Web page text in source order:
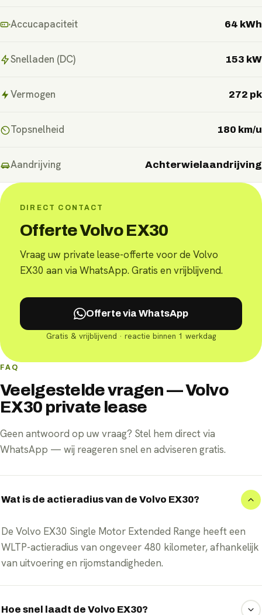
Accucapaciteit 64 kWh
Snelladen (DC) 153 kW
Vermogen 272 pk
Topsnelheid 180 km/u
Aandrijving Achterwielaandrijving
DIRECT CONTACT
Offerte Volvo EX30
Vraag uw private lease-offerte voor de Volvo
EX30 aan via WhatsApp. Gratis en vrijblijvend.
Offerte via WhatsApp
Gratis & vrijblijvend · reactie binnen 1 werkdag
FAQ
Veelgestelde vragen — Volvo
EX30 private lease
Geen antwoord op uw vraag? Stel hem direct via
WhatsApp — wij reageren snel en adviseren gratis.
Wat is de actieradius van de Volvo EX30?
De Volvo EX30 Single Motor Extended Range heeft een
WLTP-actieradius van ongeveer 480 kilometer, afhankelijk
van uitvoering en rijomstandigheden.
Hoe snel laadt de Volvo EX30?